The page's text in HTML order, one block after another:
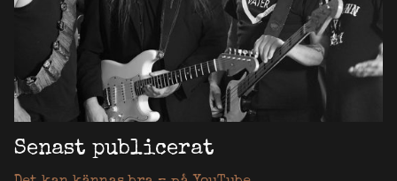
Senast publicerat